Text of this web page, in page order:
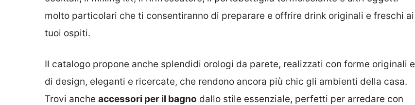
molto particolari che ti consentiranno di preparare e offrire drink originali e freschi ai
tuoi ospiti.
Il catalogo propone anche splendidi orologi da parete, realizzati con forme originali e
di design, eleganti e ricercate, che rendono ancora più chic gli ambienti della casa.
Trovi anche accessori per il bagno dallo stile essenziale, perfetti per arredare con